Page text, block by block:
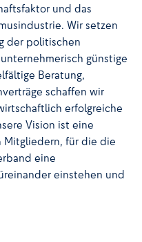
und das
Wir setzen
der politischen
günstige
Beratung,
schaffen wir
erfolgreiche
Vision ist eine
Mitgliedern, für die die
eine
einstehen und